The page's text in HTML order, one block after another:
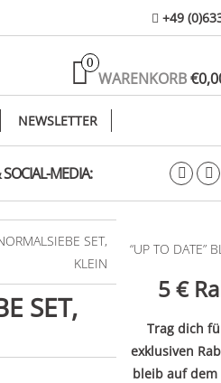
+49
0
WARENKORB
NEWSLETTER
MEDIA:
SET,
KLEIN
SET,
“UP TO DATE”
5 €
Trag dich
exklusiven
bleib auf dem